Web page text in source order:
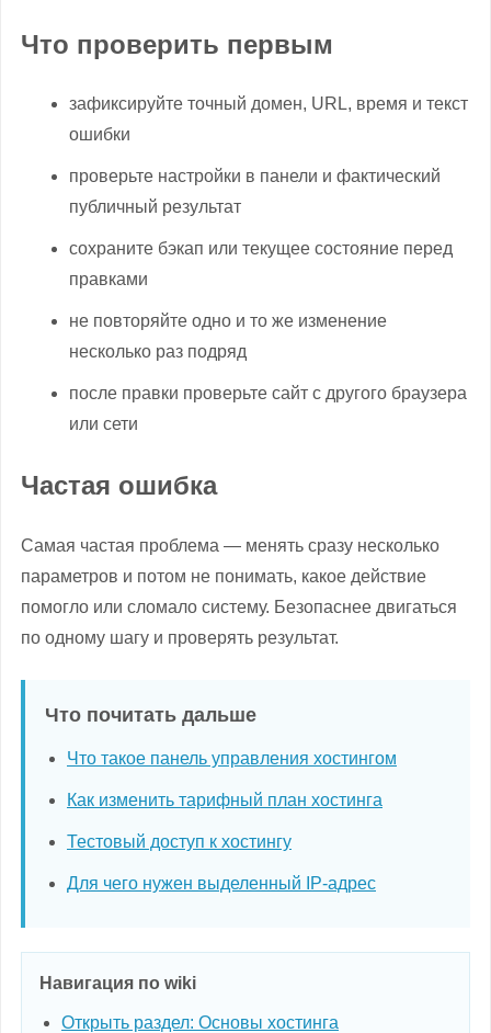
Что проверить первым
зафиксируйте точный домен, URL, время и текст
ошибки
проверьте настройки в панели и фактический
публичный результат
сохраните бэкап или текущее состояние перед
правками
не повторяйте одно и то же изменение
несколько раз подряд
после правки проверьте сайт с другого браузера
или сети
Частая ошибка
Самая частая проблема — менять сразу несколько
параметров и потом не понимать, какое действие
помогло или сломало систему. Безопаснее двигаться
по одному шагу и проверять результат.
Что почитать дальше
Что такое панель управления хостингом
Как изменить тарифный план хостинга
Тестовый доступ к хостингу
Для чего нужен выделенный IP-адрес
Навигация по wiki
Открыть раздел: Основы хостинга